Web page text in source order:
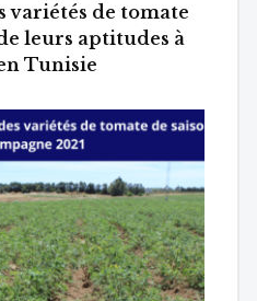
variétés de tomate
leurs aptitudes à
Tunisie